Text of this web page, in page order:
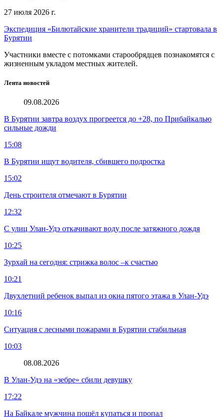
27 июля 2026 г.
Экспедиция «Билютайские хранители традиций» стартовала в
Бурятии
Участники вместе с потомками старообрядцев познакомятся с
жизненным укладом местных жителей.
Лента новостей
09.08.2026
В Бурятии завтра воздух прогреется до +28, по Прибайкалью
сильные дожди
15:08
В Бурятии ищут водителя, сбившего подростка
15:02
День строителя отмечают в Бурятии
12:32
С улиц Улан-Удэ откачивают воду после затяжного дождя
10:25
Зурхай на сегодня: стрижка волос –к счастью
10:21
Двухлетний ребенок выпал из окна пятого этажа в Улан-Удэ
10:16
Ситуация с лесными пожарами в Бурятии стабильная
10:03
08.08.2026
В Улан-Удэ на «зебре» сбили девушку
17:22
На Байкале мужчина пошёл купаться и пропал